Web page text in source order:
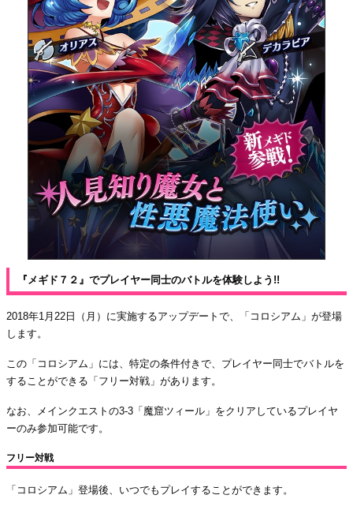
『メギド７２』でプレイヤー同士のバトルを体験しよう!!
2018年1月22日（月）に実施するアップデートで、「コロシアム」が登場
します。
この「コロシアム」には、特定の条件付きで、プレイヤー同士でバトルを
することができる「フリー対戦」があります。
なお、メインクエストの3-3「魔窟ツィール」をクリアしているプレイヤ
ーのみ参加可能です。
フリー対戦
「コロシアム」登場後、いつでもプレイすることができます。